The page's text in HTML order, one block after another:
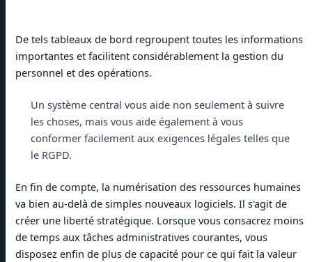
De tels tableaux de bord regroupent toutes les informations
importantes et facilitent considérablement la gestion du
personnel et des opérations.
Un système central vous aide non seulement à suivre
les choses, mais vous aide également à vous
conformer facilement aux exigences légales telles que
le RGPD.
En fin de compte, la numérisation des ressources humaines
va bien au-delà de simples nouveaux logiciels. Il s'agit de
créer une liberté stratégique. Lorsque vous consacrez moins
de temps aux tâches administratives courantes, vous
disposez enfin de plus de capacité pour ce qui fait la valeur